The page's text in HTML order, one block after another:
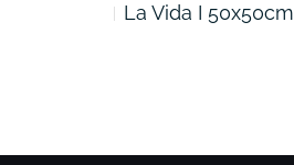
La Vida I 50x50cm